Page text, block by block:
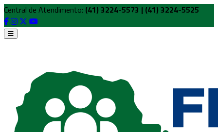
Central de Atendimento: (41) 3224-5573 | (41) 3224-5525